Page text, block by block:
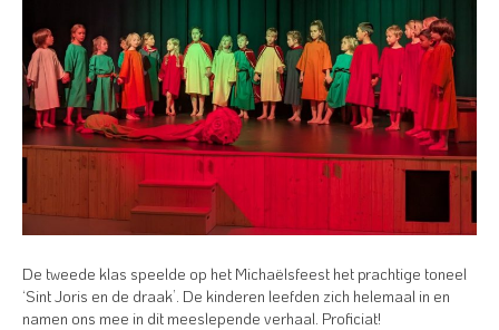
De tweede klas speelde op het Michaëlsfeest het prachtige toneel
‘Sint Joris en de draak’. De kinderen leefden zich helemaal in en
namen ons mee in dit meeslepende verhaal. Proficiat!